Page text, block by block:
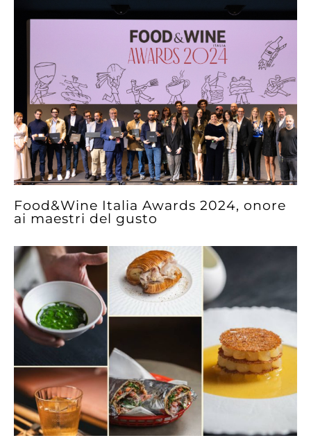
Food&Wine Italia Awards 2024, onore
ai maestri del gusto